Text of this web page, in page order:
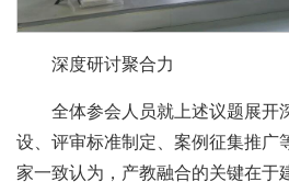
深度研讨聚合力
全体参会人员就上述议题展开
设、评审标准制定、案例征集推广
家一致认为，产教融合的关键在于